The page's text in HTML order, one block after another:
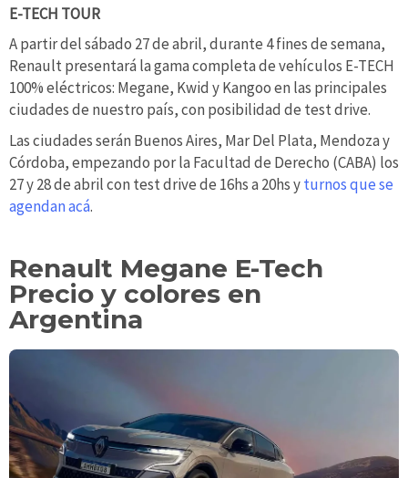
E-TECH TOUR
A partir del sábado 27 de abril, durante 4 fines de semana,
Renault presentará la gama completa de vehículos E-TECH
100% eléctricos: Megane, Kwid y Kangoo en las principales
ciudades de nuestro país, con posibilidad de test drive.
Las ciudades serán Buenos Aires, Mar Del Plata, Mendoza y
Córdoba, empezando por la Facultad de Derecho (CABA) los
27 y 28 de abril con test drive de 16hs a 20hs yturnos que se
agendan acá.
Renault Megane E-Tech
Precio y colores en
Argentina